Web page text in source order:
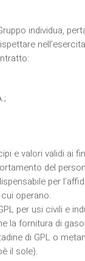
individua,
e valori validi ai
del
per
operano.
per usi civili e
la fornitura di
di GPL o
il sole).